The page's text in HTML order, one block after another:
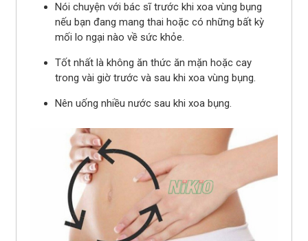
Nói chuyện với bác sĩ trước khi xoa vùng bụng
nếu bạn đang mang thai hoặc có những bất kỳ
mối lo ngại nào về sức khỏe.
Tốt nhất là không ăn thức ăn mặn hoặc cay
trong vài giờ trước và sau khi xoa vùng bụng.
Nên uống nhiều nước sau khi xoa bụng.